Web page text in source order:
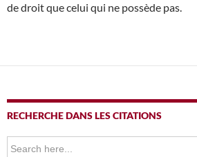
de droit que celui qui ne possède pas.
RECHERCHE DANS LES CITATIONS
Search
for: